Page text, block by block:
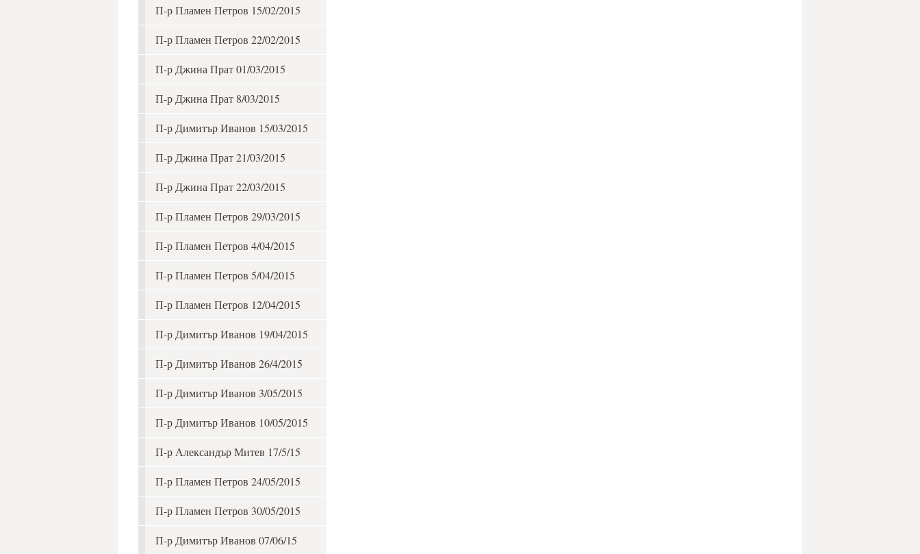
П-р Пламен Петров 15/02/2015
П-р Пламен Петров 22/02/2015
П-р Джина Прат 01/03/2015
П-р Джина Прат 8/03/2015
П-р Димитър Иванов 15/03/2015
П-р Джина Прат 21/03/2015
П-р Джина Прат 22/03/2015
П-р Пламен Петров 29/03/2015
П-р Пламен Петров 4/04/2015
П-р Пламен Петров 5/04/2015
П-р Пламен Петров 12/04/2015
П-р Димитър Иванов 19/04/2015
П-р Димитър Иванов 26/4/2015
П-р Димитър Иванов 3/05/2015
П-р Димитър Иванов 10/05/2015
П-р Александър Митев 17/5/15
П-р Пламен Петров 24/05/2015
П-р Пламен Петров 30/05/2015
П-р Димитър Иванов 07/06/15